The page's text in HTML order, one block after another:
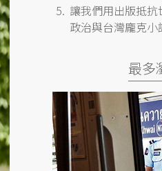
讓我們用出版抵
政治與台灣龐克小
最多